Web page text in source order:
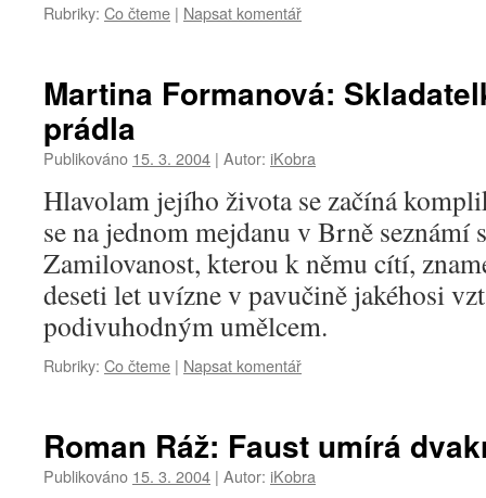
Rubriky: Co čteme | Napsat komentář
Martina Formanová:
prádla
Publikováno 15. 3. 2004 | Autor: iKobra
Hlavolam jejího života se začíná
se na jednom mejdanu v Brně seznámí
Zamilovanost, kterou k němu cítí,
deseti let uvízne v pavučině jakéhosi
podivuhodným umělcem.
Rubriky: Co čteme | Napsat komentář
Roman Ráž: Faust umírá
Publikováno 15. 3. 2004 | Autor: iKobra